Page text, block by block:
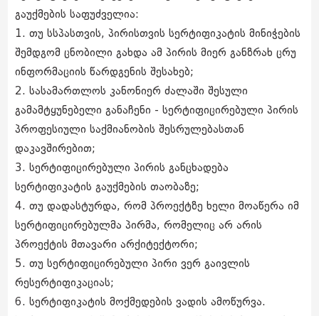
გაუქმების საფუძველია:
1. თუ სსპასთვის, პირისთვის სერტიფიკატის მინიჭების
შემდგომ ცნობილი გახდა ამ პირის მიერ განზრახ ცრუ
ინფორმაციის წარდგენის შესახებ;
2. სასამართლოს კანონიერ ძალაში შესული
გამამტყუნებელი განაჩენი - სერტიფიცირებული პირის
პროფესიული საქმიანობის შესრულებასთან
დაკავშირებით;
3. სერტიფიცირებული პირის განცხადება
სერტიფიკატის გაუქმების თაობაზე;
4. თუ დადასტურდა, რომ პროექტზე ხელი მოაწერა იმ
სერტიფიცირებულმა პირმა, რომელიც არ არის
პროექტის მთავარი არქიტექტორი;
5. თუ სერტიფიცირებული პირი ვერ გაივლის
რესერტიფიკაციას;
6. სერტიფიკატის მოქმედების ვადის ამოწურვა.